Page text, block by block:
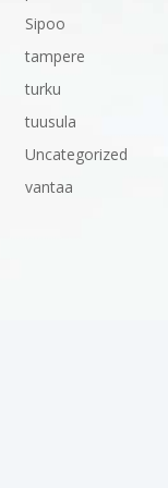
Sipoo
tampere
turku
tuusula
Uncategorized
vantaa